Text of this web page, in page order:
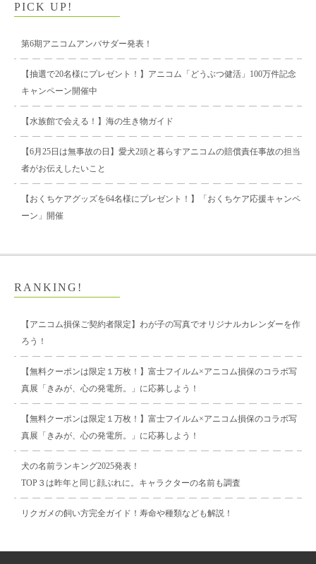
PICK UP!
第6期アニコムアンバサダー発表！
【抽選で20名様にプレゼント！】アニコム「どうぶつ健活」100万件記念
キャンペーン開催中
【水族館で会える！】海の生き物ガイド
【6月25日は無事故の日】愛犬2頭と暮らすアニコムの賠償責任事故の担当
者がお伝えしたいこと
【おくちケアグッズを64名様にプレゼント！】「おくちケア応援キャンペ
ーン」開催
RANKING!
【アニコム損保ご契約者限定】わが子の写真でオリジナルカレンダーを作
ろう！
【無料クーポンは限定１万枚！】富士フイルム×アニコム損保のコラボ写
真展「きみが、心の発電所。」に応募しよう！
【無料クーポンは限定１万枚！】富士フイルム×アニコム損保のコラボ写
真展「きみが、心の発電所。」に応募しよう！
犬の名前ランキング2025発表！
TOP３は昨年と同じ顔ぶれに。キャラクターの名前も調査
リクガメの飼い方完全ガイド！寿命や種類なども解説！